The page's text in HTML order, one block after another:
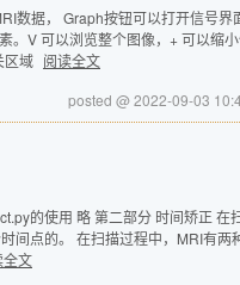
数据， Graph按钮可以打开信号
。V 可以浏览整个图像，+ 可以缩
区域 阅读全文
posted @ 2022-09-03
的使用 略 第二部分 时间矫正
间点的。 在扫描过程中，MRI有
全文